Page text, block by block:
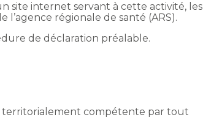
site internet servant à cette activité, les
régionale de santé (ARS).
de déclaration préalable.
territorialement compétente par tout